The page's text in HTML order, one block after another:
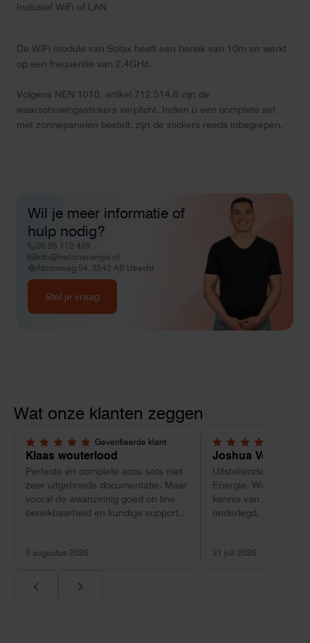
Inclusief WiFi of LAN
De WiFi module van Solax heeft een bereik van 10m en werkt
op een frequentie van 2.4GHz.
Volgens NEN 1010, artikel 712.514.6 zijn de
waarschuwingsstickers verplicht. Indien u een complete set
met zonnepanelen bestelt, zijn de stickers reeds inbegrepen.
Wil je meer informatie of
hulp nodig?
06 25 112 439
info@helionenergie.nl
Atoomweg 54, 3542 AB Utrecht
Stel je vraag
Wat onze klanten zeggen
Geverifieerde klant
5,0 van 5 sterren
Klaas wouterlood
Perfecte en complete accu sets met
zeer uitgebreide documentatie. Maar
vooral de waanzinnig goed on line
bereikbaarheid en kundige support
5 augustus 2026
5,0 van 5 sterren
Joshua Verdonk
Uitstekende ervaring
Energie. Wat vooral
kennis van zaken:
onderlegd, heldere
Ook de nazorg is
31 juli 2026